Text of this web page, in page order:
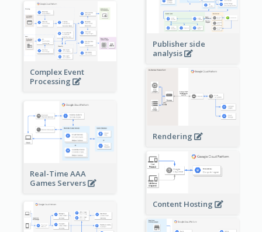
Publisher side
analysis
Complex Event
Processing
Rendering
Real-Time AAA
Games Servers
Content Hosting